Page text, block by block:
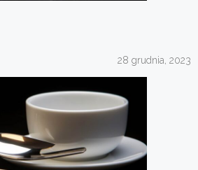
28 grudnia, 2023